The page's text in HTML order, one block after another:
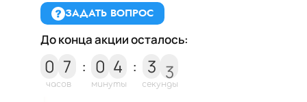
ЗАДАТЬ ВОПРОС
До конца акции осталось:
0 7 :
часов
0 4 :
минуты
3
3
2
секунды